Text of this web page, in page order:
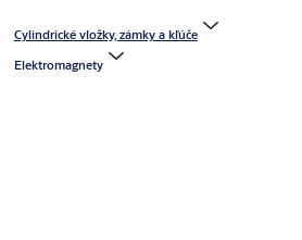
Cylindrické vložky, zámky a kľúče
Elektromagnety